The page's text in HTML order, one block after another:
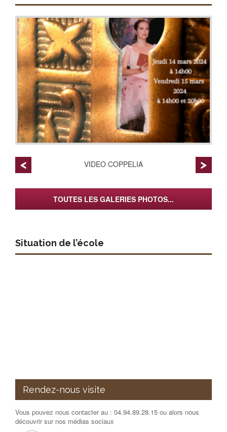
VIDEO COPPELIA
TOUTES LES GALERIES PHOTOS...
Situation de l’école
Rendez-nous visite
Vous pouvez nous contacter au : 04.94.89.28.15 ou alors nous
découvrir sur nos médias sociaux